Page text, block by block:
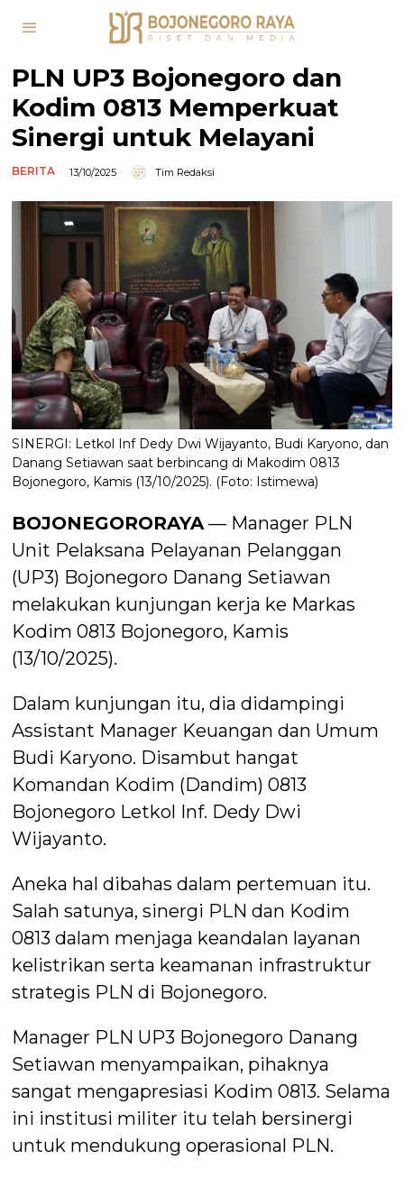
PLN UP3 Bojonegoro dan
Kodim 0813 Memperkuat
Sinergi untuk Melayani
BERITA 13/10/2025 Tim Redaksi
SINERGI: Letkol Inf Dedy Dwi Wijayanto, Budi Karyono, dan
Danang Setiawan saat berbincang di Makodim 0813
Bojonegoro, Kamis (13/10/2025). (Foto: Istimewa)
BOJONEGORORAYA — Manager PLN
Unit Pelaksana Pelayanan Pelanggan
(UP3) Bojonegoro Danang Setiawan
melakukan kunjungan kerja ke Markas
Kodim 0813 Bojonegoro, Kamis
(13/10/2025).
Dalam kunjungan itu, dia didampingi
Assistant Manager Keuangan dan Umum
Budi Karyono. Disambut hangat
Komandan Kodim (Dandim) 0813
Bojonegoro Letkol Inf. Dedy Dwi
Wijayanto.
Aneka hal dibahas dalam pertemuan itu.
Salah satunya, sinergi PLN dan Kodim
0813 dalam menjaga keandalan layanan
kelistrikan serta keamanan infrastruktur
strategis PLN di Bojonegoro.
Manager PLN UP3 Bojonegoro Danang
Setiawan menyampaikan, pihaknya
sangat mengapresiasi Kodim 0813. Selama
ini institusi militer itu telah bersinergi
untuk mendukung operasional PLN.